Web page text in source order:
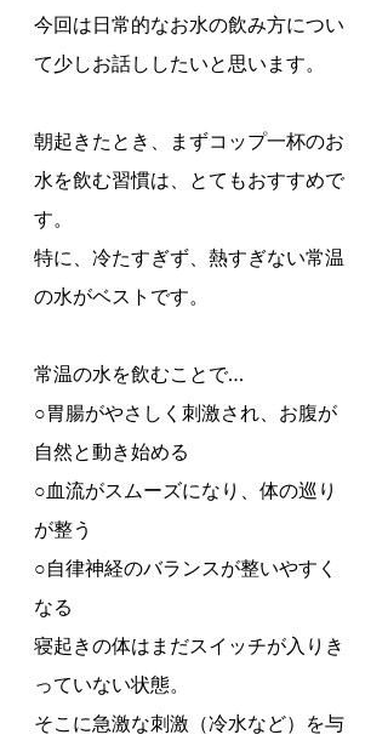
今回は日常的なお水の飲み方につい
て少しお話ししたいと思います。
朝起きたとき、まずコップ一杯のお
水を飲む習慣は、とてもおすすめで
す。
特に、冷たすぎず、熱すぎない常温
の水がベストです。
常温の水を飲むことで…
○胃腸がやさしく刺激され、お腹が
自然と動き始める
○血流がスムーズになり、体の巡り
が整う
○自律神経のバランスが整いやすく
なる
寝起きの体はまだスイッチが入りき
っていない状態。
そこに急激な刺激（冷水など）を与